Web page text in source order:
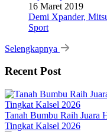
16 Maret 2019
Demi Xpander,
Sport
Selengkapnya
Recent Post
Tanah Bumbu Raih Juara
Tingkat Kalsel 2026